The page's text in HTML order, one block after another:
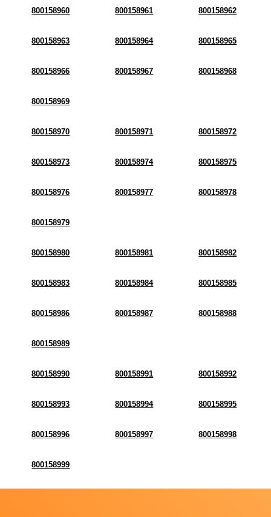
800158960 800158961 800158962
800158963 800158964 800158965
800158966 800158967 800158968
800158969
800158970 800158971 800158972
800158973 800158974 800158975
800158976 800158977 800158978
800158979
800158980 800158981 800158982
800158983 800158984 800158985
800158986 800158987 800158988
800158989
800158990 800158991 800158992
800158993 800158994 800158995
800158996 800158997 800158998
800158999